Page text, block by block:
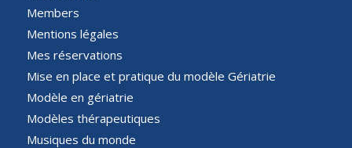
Members
Mentions légales
Mes réservations
Mise en place et pratique du modèle Gériatrie
Modèle en gériatrie
Modèles thérapeutiques
Musiques du monde